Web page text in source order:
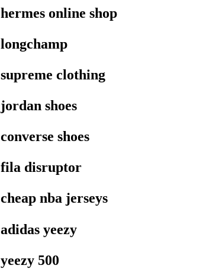
hermes online shop
longchamp
supreme clothing
jordan shoes
converse shoes
fila disruptor
cheap nba jerseys
adidas yeezy
yeezy 500